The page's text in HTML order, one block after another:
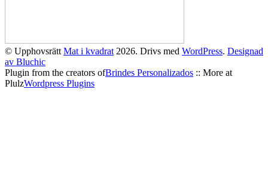
© Upphovsrätt Mat i kvadrat 2026. Drivs med WordPress. Designad
av Bluchic
Plugin from the creators ofBrindes Personalizados :: More at
PlulzWordpress Plugins